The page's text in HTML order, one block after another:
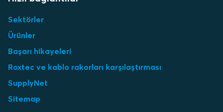
Sektörler
Ürünler
Başarı hikayeleri
Roxtec ve kablo rakorları karşılaştırması
SupplyNet
Sitemap